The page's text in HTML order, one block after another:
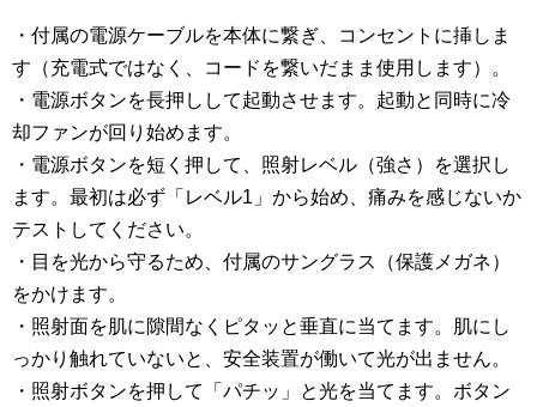
・付属の電源ケーブルを本体に繋ぎ、コンセントに挿しま
す（充電式ではなく、コードを繋いだまま使用します）。
・電源ボタンを長押しして起動させます。起動と同時に冷
却ファンが回り始めます。
・電源ボタンを短く押して、照射レベル（強さ）を選択し
ます。最初は必ず「レベル1」から始め、痛みを感じないか
テストしてください。
・目を光から守るため、付属のサングラス（保護メガネ）
をかけます。
・照射面を肌に隙間なくピタッと垂直に当てます。肌にし
っかり触れていないと、安全装置が働いて光が出ません。
・照射ボタンを押して「パチッ」と光を当てます。ボタン